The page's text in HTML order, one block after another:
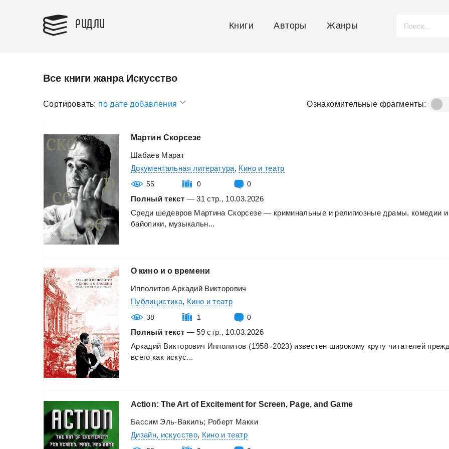
РИДЛИ Книги Авторы Жанры
Все книги жанра Искусство
Сортировать: по дате добавления Ознакомительные фрагменты:
Мартин Скорсезе
Шабаев Марат
Документальная литература, Кино и театр
55 0 0
Полный текст — 31 стр., 10.03.2026
Среди шедевров Мартина Скорсезе — криминальные и религиозные драмы, комедии и
байопики, музыкальн...
О кино и о времени
Ипполитов Аркадий Викторович
Публицистика, Кино и театр
38 1 0
Полный текст — 59 стр., 10.03.2026
Аркадий Викторович Ипполитов (1958−2023) известен широкому кругу читателей
всего как искус...
Action: The Art of Excitement for Screen, Page, and Game
Бассим Эль-Вакиль; Роберт Макки
Дизайн, искусство, Кино и театр